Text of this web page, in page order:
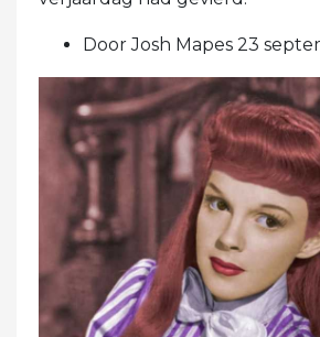
Door Josh Mapes 23